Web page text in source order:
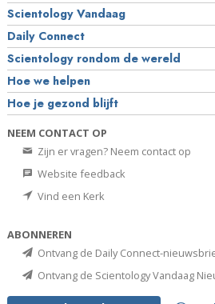
Scientology Vandaag
Daily Connect
Scientology rondom de wereld
Hoe we helpen
Hoe je gezond blijft
NEEM CONTACT OP
Zijn er vragen? Neem contact op
Website feedback
Vind een Kerk
ABONNEREN
Ontvang de Daily Connect-
Ontvang de Scientology Vandaag